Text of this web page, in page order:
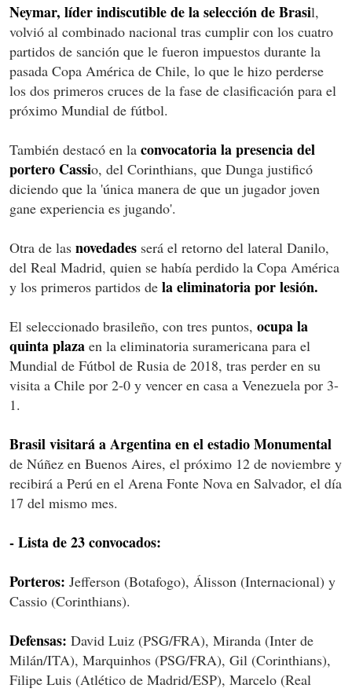
Neymar, líder indiscutible de la selección de Brasil,
volvió al combinado nacional tras cumplir con los cuatro
partidos de sanción que le fueron impuestos durante la
pasada Copa América de Chile, lo que le hizo perderse
los dos primeros cruces de la fase de clasificación para el
próximo Mundial de fútbol.
También destacó en la convocatoria la presencia del
portero Cassio, del Corinthians, que Dunga justificó
diciendo que la 'única manera de que un jugador joven
gane experiencia es jugando'.
Otra de las novedades será el retorno del lateral Danilo,
del Real Madrid, quien se había perdido la Copa América
y los primeros partidos de la eliminatoria por lesión.
El seleccionado brasileño, con tres puntos, ocupa la
quinta plaza en la eliminatoria suramericana para el
Mundial de Fútbol de Rusia de 2018, tras perder en su
visita a Chile por 2-0 y vencer en casa a Venezuela por 3-
1.
Brasil visitará a Argentina en el estadio Monumental
de Núñez en Buenos Aires, el próximo 12 de noviembre y
recibirá a Perú en el Arena Fonte Nova en Salvador, el día
17 del mismo mes.
- Lista de 23 convocados:
Porteros: Jefferson (Botafogo), Álisson (Internacional) y
Cassio (Corinthians).
Defensas: David Luiz (PSG/FRA), Miranda (Inter de
Milán/ITA), Marquinhos (PSG/FRA), Gil (Corinthians),
Filipe Luis (Atlético de Madrid/ESP), Marcelo (Real